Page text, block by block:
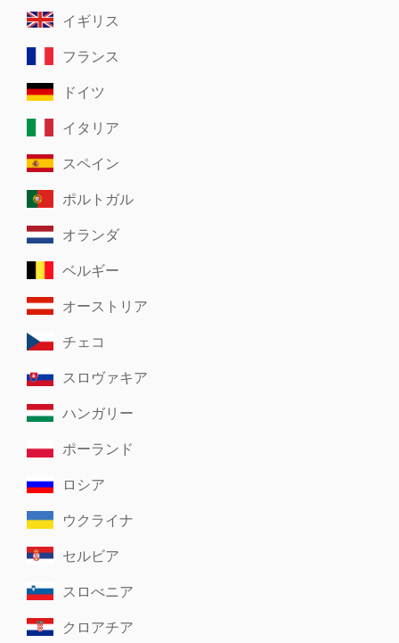
イギリス
フランス
ドイツ
イタリア
スペイン
ポルトガル
オランダ
ベルギー
オーストリア
チェコ
スロヴァキア
ハンガリー
ポーランド
ロシア
ウクライナ
セルビア
スロべニア
クロアチア